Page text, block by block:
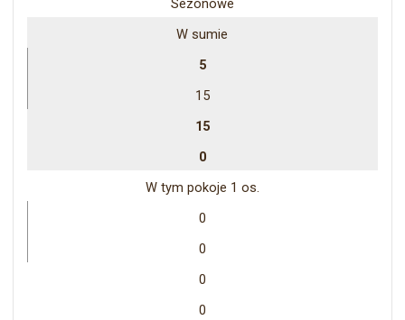
Sezonowe
W sumie
5
15
15
0
W tym pokoje 1 os.
0
0
0
0